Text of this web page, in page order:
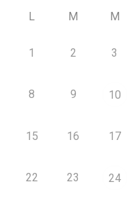
L M M
1 2 3
8 9 10
15 16 17
22 23 24